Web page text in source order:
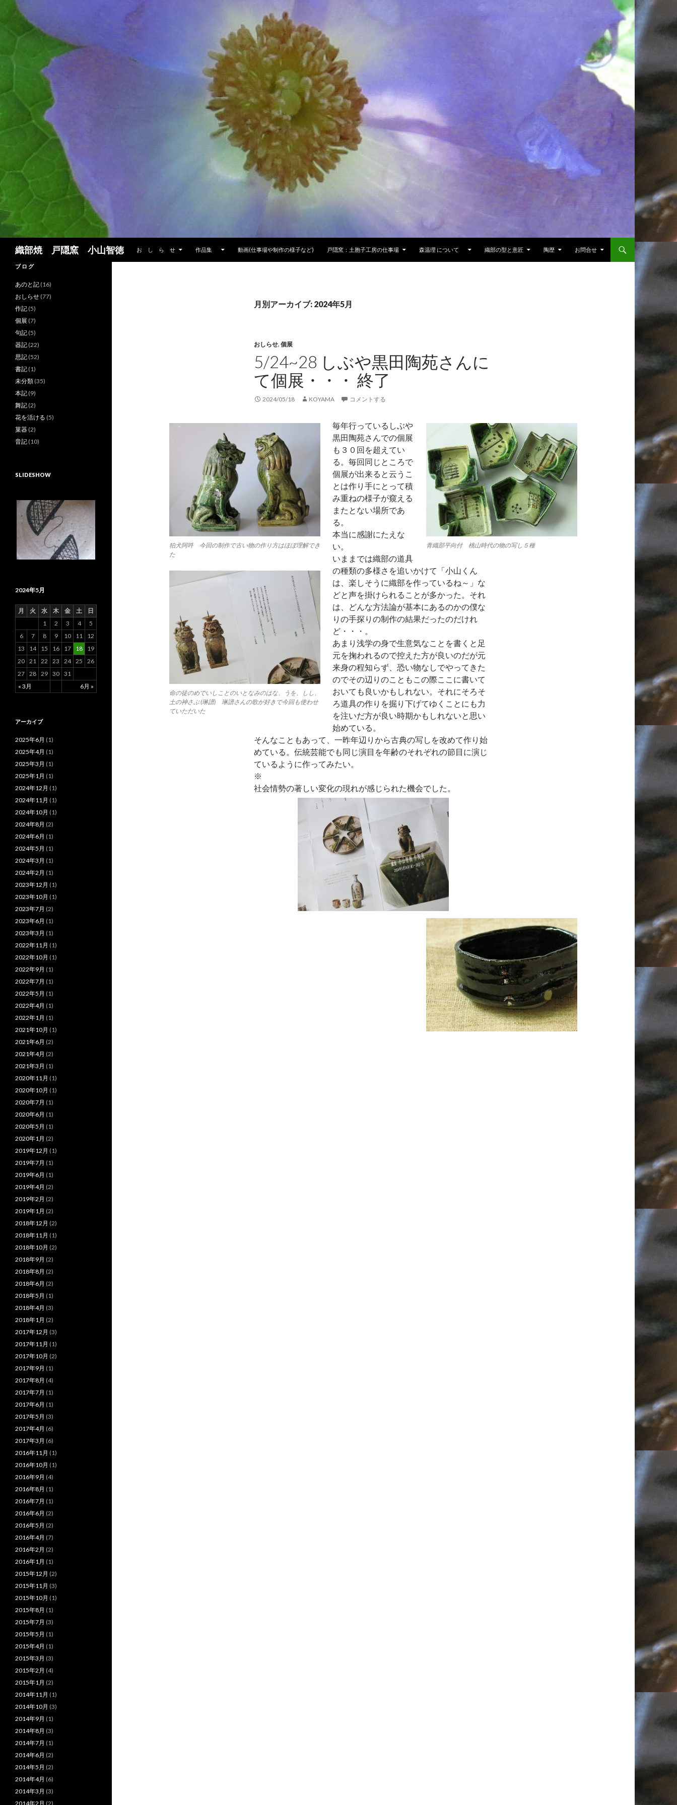
織部焼 戸隠窯 小山智徳
お し ら せ
作品集 動画(仕事場や制作の様子など) 戸隠窯：土胞子工房の仕事場 森温理 について 織部の型と意匠 陶歴 お問合せ
月別アーカイブ: 2024年5月
おしらせ, 個展
5/24~28 しぶや黒田陶苑さんに
て個展・・・ 終了
2024/05/18 KOYAMA コメントする
青織部平向付 桃山時代の物の写し５種
狛犬阿吽 今回の制作で古い物の作り方はほぼ理解でき
た
命の徒のめでいしことのいとなみのはな、うを、しし、
土の神さぶ (琳譜) 琳譜さんの歌が好きで今回も使わせ
ていただいた
毎年行っているしぶや
黒田陶苑さんでの個展
も３０回を超えてい
る。毎回同じところで
個展が出来ると云うこ
とは作り手にとって積
み重ねの様子が窺える
またとない場所であ
る。
本当に感謝にたえな
い。
いままでは織部の道具
の種類の多様さを追いかけて「小山くん
は、楽しそうに織部を作っているね～」な
どと声を掛けられることが多かった。それ
は、どんな方法論が基本にあるのかの僕な
りの手探りの制作の結果だったのだけれ
ど・・・。
あまり浅学の身で生意気なことを書くと足
元を掬われるので控えた方が良いのだが元
来身の程知らず、恐い物なしでやってきた
のでその辺りのこともこの際ここに書いて
おいても良いかもしれない。それにそろそ
ろ道具の作りを掘り下げてゆくことにも力
を注いだ方が良い時期かもしれないと思い
始めている。
そんなこともあって、一昨年辺りから古典の写しを改めて作り始
めている。伝統芸能でも同じ演目を年齢のそれぞれの節目に演じ
ているように作ってみたい。
※
社会情勢の著しい変化の現れが感じられた機会でした。
ブ ロ グ
あのと記 (16)
おしらせ (77)
作記 (5)
個展 (7)
句記 (5)
器記 (22)
思記 (52)
書記 (1)
未分類 (35)
本記 (9)
舞記 (2)
花を活ける (5)
菓器 (2)
音記 (10)
SLIDESHOW
2024年5月
月 火 水 木 金 土 日
« 3月 6月 »
1 2 3 4
5
6
7 8 9 10 11
12
13
14 15 16 17 18
19
20 21 22 23 24 25
26
27 28 29 30 31
アーカイブ
2025年6月 (1)
2025年4月 (1)
2025年3月 (1)
2025年1月 (1)
2024年12月 (1)
2024年11月 (1)
2024年10月 (1)
2024年8月 (2)
2024年6月 (1)
2024年5月 (1)
2024年3月 (1)
2024年2月 (1)
2023年12月 (1)
2023年10月 (1)
2023年7月 (2)
2023年6月 (1)
2023年3月 (1)
2022年11月 (1)
2022年10月 (1)
2022年9月 (1)
2022年7月 (1)
2022年5月 (1)
2022年4月 (1)
2022年1月 (1)
2021年10月 (1)
2021年6月 (2)
2021年4月 (2)
2021年3月 (1)
2020年11月 (1)
2020年10月 (1)
2020年7月 (1)
2020年6月 (1)
2020年5月 (1)
2020年1月 (2)
2019年12月 (1)
2019年7月 (1)
2019年6月 (1)
2019年4月 (2)
2019年2月 (2)
2019年1月 (2)
2018年12月 (2)
2018年11月 (1)
2018年10月 (2)
2018年9月 (2)
2018年8月 (2)
2018年6月 (2)
2018年5月 (1)
2018年4月 (3)
2018年1月 (2)
2017年12月 (3)
2017年11月 (1)
2017年10月 (2)
2017年9月 (1)
2017年8月 (4)
2017年7月 (1)
2017年6月 (1)
2017年5月 (3)
2017年4月 (6)
2017年3月 (6)
2016年11月 (1)
2016年10月 (1)
2016年9月 (4)
2016年8月 (1)
2016年7月 (1)
2016年6月 (2)
2016年5月 (2)
2016年4月 (7)
2016年2月 (2)
2016年1月 (1)
2015年12月 (2)
2015年11月 (3)
2015年10月 (1)
2015年8月 (1)
2015年7月 (3)
2015年5月 (1)
2015年4月 (1)
2015年3月 (3)
2015年2月 (4)
2015年1月 (2)
2014年11月 (1)
2014年10月 (3)
2014年9月 (1)
2014年8月 (3)
2014年7月 (1)
2014年6月 (2)
2014年5月 (2)
2014年4月 (6)
2014年3月 (3)
2014年2月 (2)